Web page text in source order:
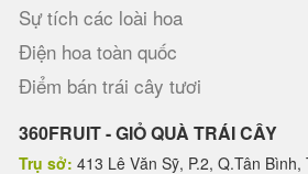
Sự tích các loài hoa
Điện hoa toàn quốc
Điểm bán trái cây tươi
360FRUIT - GIỎ QUÀ TRÁI CÂY
Trụ sở: 413 Lê Văn Sỹ, P.2, Q.Tân